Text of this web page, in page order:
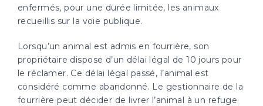
enfermés, pour une durée limitée, les animaux
recueillis sur la voie publique.
Lorsqu’un animal est admis en fourrière, son
propriétaire dispose d’un délai légal de 10 jours pour
le réclamer. Ce délai légal passé, l’animal est
considéré comme abandonné. Le gestionnaire de la
fourrière peut décider de livrer l’animal à un refuge